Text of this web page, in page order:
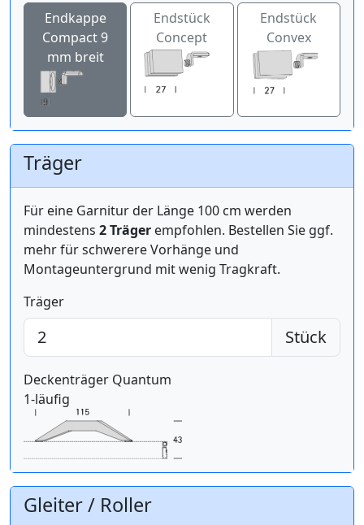
Endkappe
Compact 9
mm breit
Endstück
Concept
Endstück
Convex
Träger
Für eine Garnitur der Länge 100 cm werden
mindestens 2 Träger empfohlen. Bestellen Sie ggf.
mehr für schwerere Vorhänge und
Montageuntergrund mit wenig Tragkraft.
Träger
Stück
Deckenträger Quantum
1-läufig
Gleiter / Roller